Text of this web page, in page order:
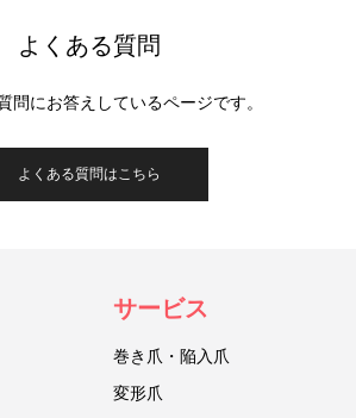
よくある質問
問にお答えしているページです。
よくある質問はこちら
サービス
巻き爪・陥入爪
変形爪